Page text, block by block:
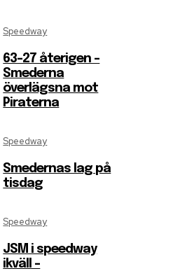
Speedway
63-27 återigen –
Smederna
överlägsna mot
Piraterna
Speedway
Smedernas lag på
tisdag
Speedway
JSM i speedway
ikväll –